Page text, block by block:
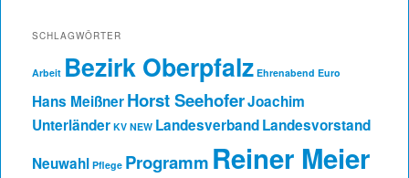
SCHLAGWÖRTER
Arbeit Bezirk Oberpfalz Ehrenabend Euro
Hans MeißnerHorst SeehoferJoachim
Unterländer KV NEW LandesverbandLandesvorstand
Neuwahl Pflege Programm Reiner Meier